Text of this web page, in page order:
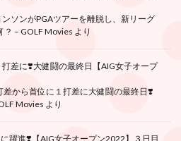
ソンがPGAツアーを離脱し、新リーグ
– GOLF Movies より
差に❣️大健闘の最終日【AIG女子オープ
から首位に１打差に大健闘の最終日❣️
Movies より
躍進❣️【AIG女子オープン2022】３日目